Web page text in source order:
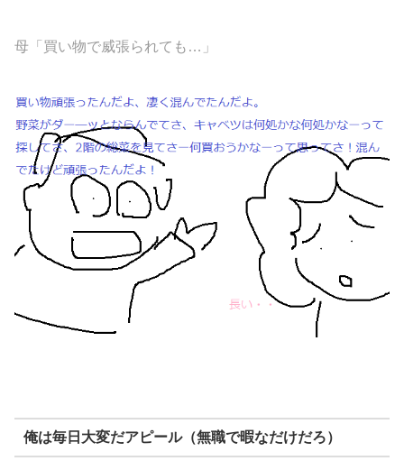
母「買い物で威張られても…」
俺は毎日大変だアピール（無職で暇なだけだろ）